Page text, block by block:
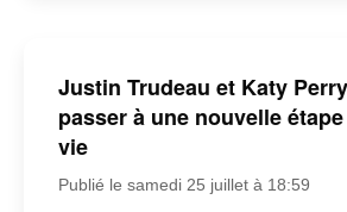
Justin Trudeau et Katy
passer à une nouvelle
vie
Publié le samedi 25 juillet à 18:59